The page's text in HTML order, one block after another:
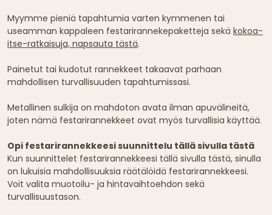
Myymme pieniä tapahtumia varten kymmenen tai
useamman kappaleen festarirannekepaketteja sekä kokoa-
itse-ratkaisuja, napsauta tästä.
Painetut tai kudotut rannekkeet takaavat parhaan
mahdollisen turvallisuuden tapahtumissasi.
Metallinen sulkija on mahdoton avata ilman apuvälineitä,
joten nämä festarirannekkeet ovat myös turvallisia käyttää.
Opi festarirannekkeesi suunnittelu tällä sivulla tästä
Kun suunnittelet festarirannekkeesi tällä sivulla tästä, sinulla
on lukuisia mahdollisuuksia räätälöidä festarirannekkeesi.
Voit valita muotoilu- ja hintavaihtoehdon sekä
turvallisuustason.